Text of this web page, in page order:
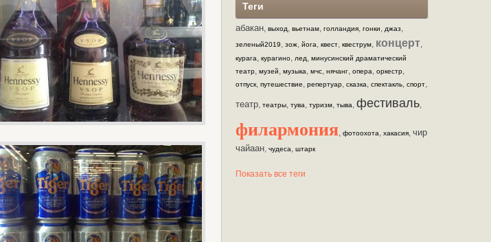
Теги
абакан, выход, вьетнам, голландия, гонки, джаз,
зеленый2019, зож, йога, квест, квеструм, концерт,
курага, курагино, лед, минусинский драматический
театр, музей, музыка, мчс, нячанг, опера, оркестр,
отпуск, путешествие, репертуар, сказка, спектакль, спорт,
театр, театры, тува, туризм, тыва, фестиваль,
филармония, фотоохота, хакасия, чир
чайаан, чудеса, штарк
Показать все теги